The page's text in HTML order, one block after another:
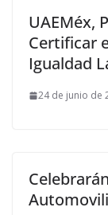
UAEMéx,
Certificar
Igualdad
24 de junio de